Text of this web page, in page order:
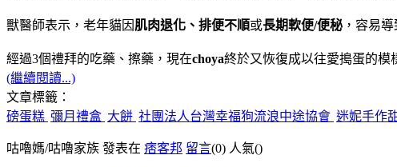
獸醫師表示，老年貓因 肌肉退化、排便不順或長期軟便/便秘 ，容易
經過3個禮拜的吃藥、擦藥，現在choya終於又恢復成以往愛搗蛋的模
(繼續閱讀...)
文章標籤：
磅蛋糕 彌月禮盒 大餅 社團法人台灣幸福狗流浪中途協會 迷妮手作
咕嚕媽/咕嚕家族 發表在 痞客邦 留言(0) 人氣()